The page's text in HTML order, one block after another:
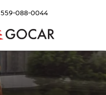
559-088-0044